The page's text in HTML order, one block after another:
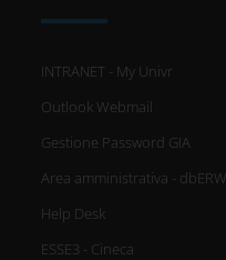
Approfondisci
elaborati i tuoi
imposta le tue
sezione
o ritirare il tuo
INTRANET - My Univr
Outlook Webmail
Gestione Password GIA
Area amministrativa - dbERW
Help Desk
ESSE3 - Cineca